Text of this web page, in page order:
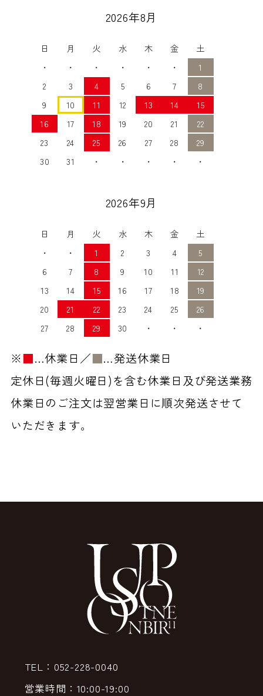
2026年8月
日 月 火 水 木 金
土
・
・ ・ ・ ・ ・
1
2
3 4 5 6 7
8
9
10 11 12 13 14
15
16
17 18 19 20 21
22
23
24 25 26 27 28
29
30
31 ・ ・ ・ ・ ・
2026年9月
日 月 火 水 木 金
土
・
・ 1 2 3 4
5
6
7 8 9 10 11
12
13
14 15 16 17 18
19
20
21 22 23 24 25
26
27
28 29 30 ・ ・ ・
※■…休業日／■…発送休業日
定休日(毎週火曜日)を含む休業日及び発送業務
休業日のご注文は翌営業日に順次発送させて
いただきます。
TEL：052-228-0040
営業時間：10:00-19:00